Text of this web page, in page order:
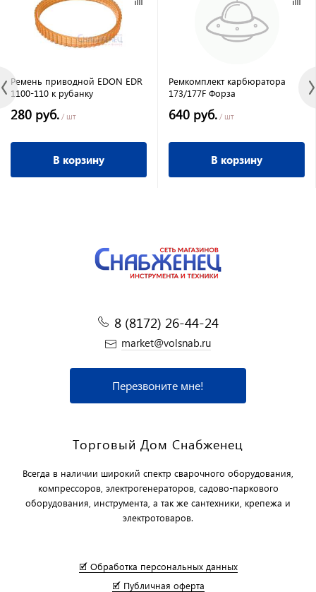
Ремень приводной EDON EDR
1100-110 к рубанку
280 руб. / шт
В корзину
Ремкомплект карбюратора
173/177F Форза
640 руб. / шт
В корзину
8 (8172) 26-44-24
market@volsnab.ru
Перезвоните мне!
Торговый Дом Снабженец
Всегда в наличии широкий спектр сварочного оборудования,
компрессоров, электрогенераторов, садово-паркового
оборудования, инструмента, а так же сантехники, крепежа и
электротоваров.
🗹 Обработка персональных данных
🗹 Публичная оферта